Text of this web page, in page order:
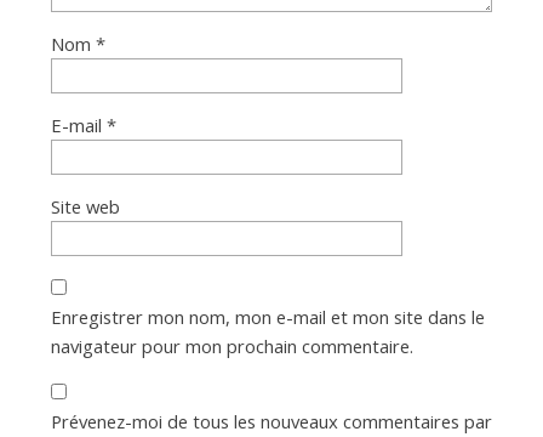
Nom *
E-mail *
Site web
Enregistrer mon nom, mon e-mail et mon site dans le
navigateur pour mon prochain commentaire.
Prévenez-moi de tous les nouveaux commentaires par